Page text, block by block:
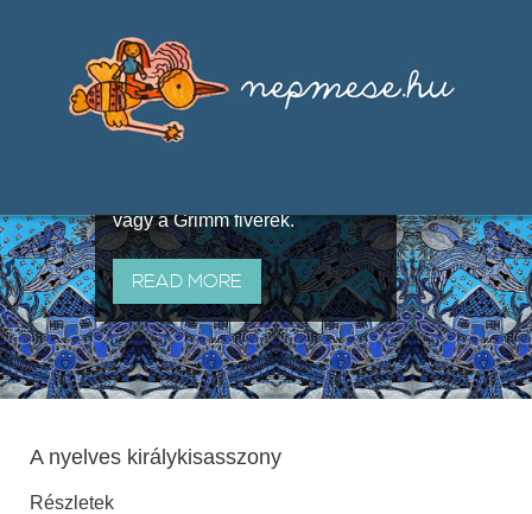
útján terjedő elbeszélésekből,
melyeket olyan ismert gyűjtők
állítottak össze, mint Benedek
vagy a Grimm fivérek.
READ MORE
A nyelves királykisasszony
Részletek